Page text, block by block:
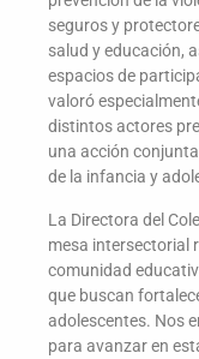
seguros y
salud y educación,
espacios de
valoró
distintos actores
una acción
de la infancia y
La Directora del
mesa intersectorial
comunidad
que buscan
adolescentes. Nos
para avanzar en